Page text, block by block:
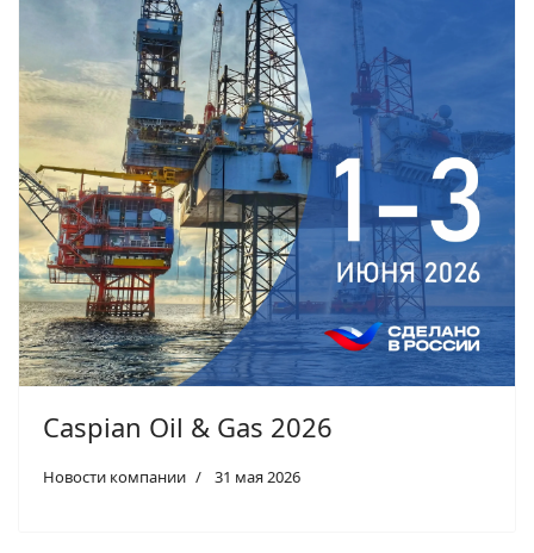
Caspian Oil & Gas 2026
Новости компании 31 мая 2026